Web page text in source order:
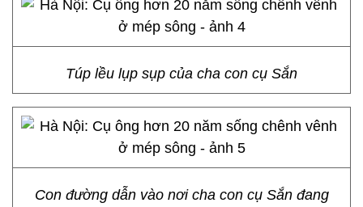
Túp lều lụp sụp của cha con cụ Sắn
Con đường dẫn vào nơi cha con cụ Sắn đang